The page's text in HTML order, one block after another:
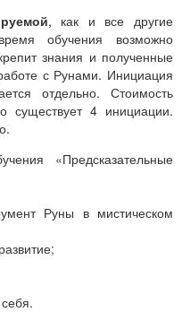
, как и все другие
обучения возможно
знания и полученные
с Рунами. Инициация
отдельно. Стоимость
существует 4 инициации.
«Предсказательные
Руны в мистическом